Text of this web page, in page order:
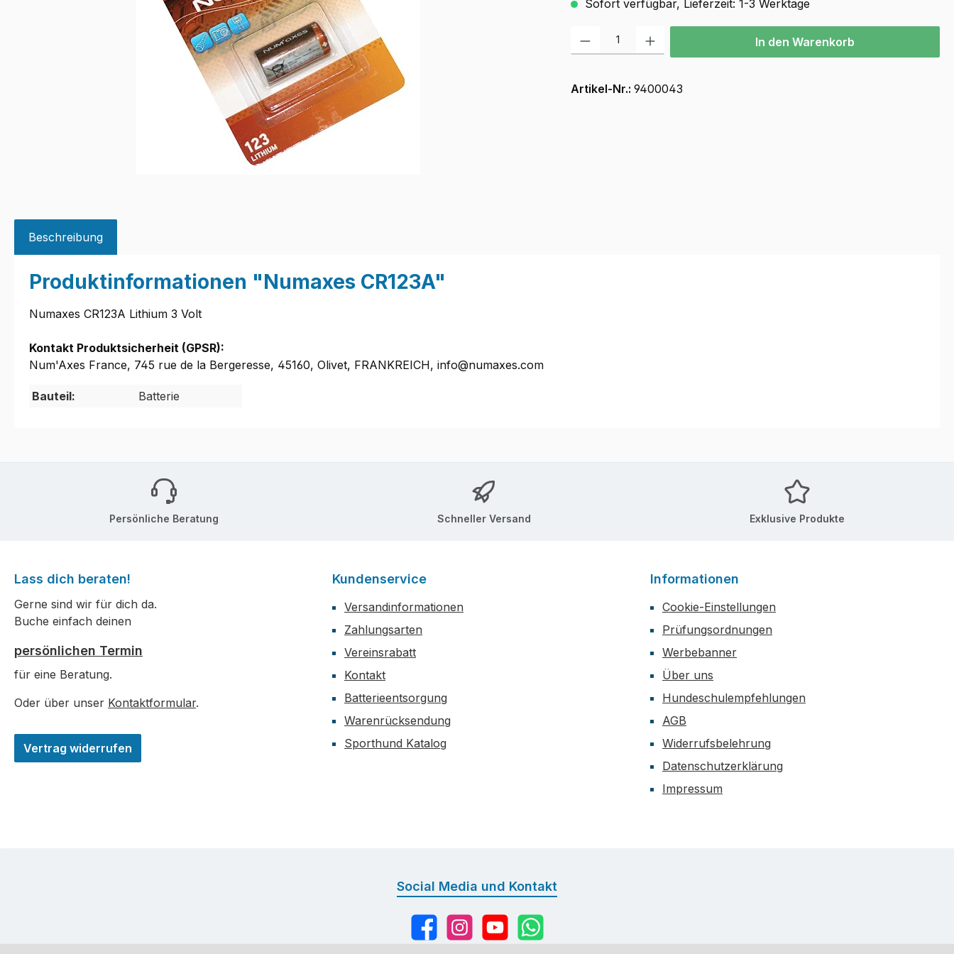
Sofort verfügbar, Lieferzeit: 1-3 Werktage
Produkt Anzahl: Gib den gewünschten Wert ein oder benutze die Schaltflächen
In den Warenkorb
Artikel-Nr.: 9400043
Beschreibung
Produktinformationen "Numaxes CR123A"
Numaxes CR123A Lithium 3 Volt
Kontakt Produktsicherheit (GPSR):
Num'Axes France, 745 rue de la Bergeresse, 45160, Olivet, FRANKREICH, info@numaxes.com
Bauteil: Batterie
Persönliche Beratung Schneller Versand Exklusive Produkte
Lass dich beraten!
Gerne sind wir für dich da.
Buche einfach deinen
persönlichen Termin
für eine Beratung.
Oder über unser Kontaktformular.
Vertrag widerrufen
Kundenservice
Versandinformationen
Zahlungsarten
Vereinsrabatt
Kontakt
Batterieentsorgung
Warenrücksendung
Sporthund Katalog
Informationen
Cookie-Einstellungen
Prüfungsordnungen
Werbebanner
Über uns
Hundeschulempfehlungen
AGB
Widerrufsbelehrung
Datenschutzerklärung
Impressum
Social Media und Kontakt
FacebookInstagramYouTubeWhatsApp